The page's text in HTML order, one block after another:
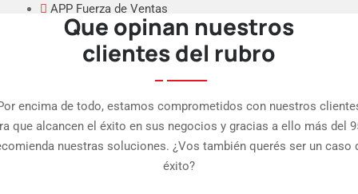
APP Fuerza de Ventas
APP Punto de Venta
Int. eCommerce
Que opinan nuestros
clientes del rubro
encima de todo, estamos comprometidos con nuestros
que alcancen el éxito en sus negocios y gracias a ello más del
nuestras soluciones. ¿Vos también querés ser un caso
éxito?